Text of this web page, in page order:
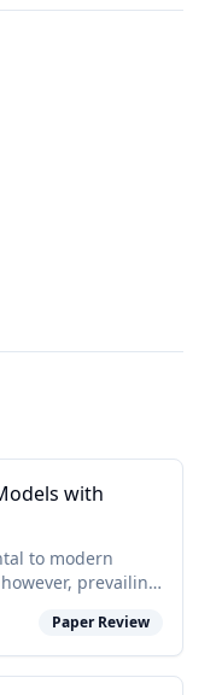
with
to modern
prevailing
positional
Paper Review